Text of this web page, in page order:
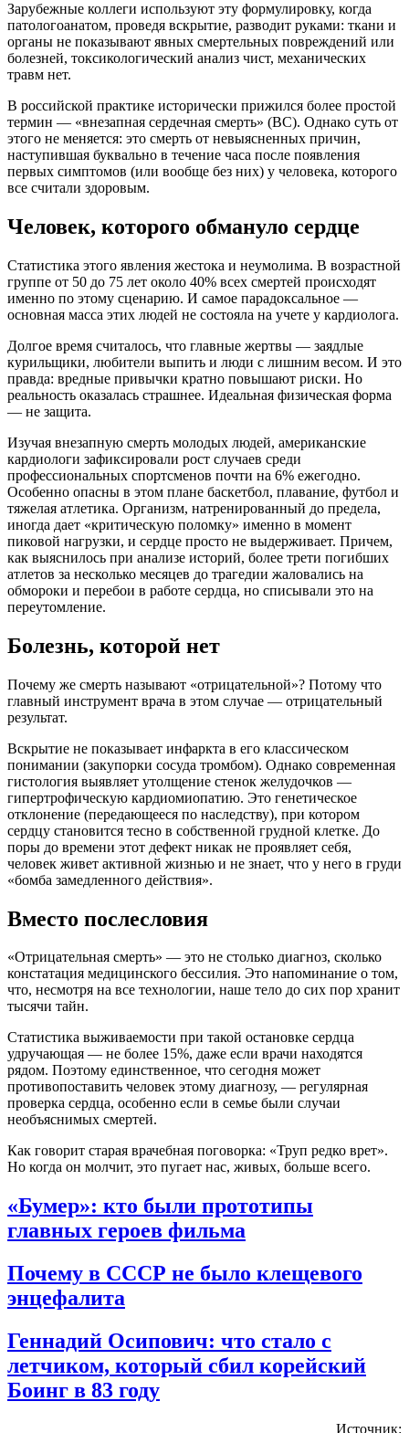
Зарубежные коллеги используют эту формулировку, когда
патологоанатом, проведя вскрытие, разводит руками: ткани и
органы не показывают явных смертельных повреждений или
болезней, токсикологический анализ чист, механических
травм нет.
В российской практике исторически прижился более простой
термин — «внезапная сердечная смерть» (ВС). Однако суть от
этого не меняется: это смерть от невыясненных причин,
наступившая буквально в течение часа после появления
первых симптомов (или вообще без них) у человека, которого
все считали здоровым.
Человек, которого обмануло сердце
Статистика этого явления жестока и неумолима. В возрастной
группе от 50 до 75 лет около 40% всех смертей происходят
именно по этому сценарию. И самое парадоксальное —
основная масса этих людей не состояла на учете у кардиолога.
Долгое время считалось, что главные жертвы — заядлые
курильщики, любители выпить и люди с лишним весом. И это
правда: вредные привычки кратно повышают риски. Но
реальность оказалась страшнее. Идеальная физическая форма
— не защита.
Изучая внезапную смерть молодых людей, американские
кардиологи зафиксировали рост случаев среди
профессиональных спортсменов почти на 6% ежегодно.
Особенно опасны в этом плане баскетбол, плавание, футбол и
тяжелая атлетика. Организм, натренированный до предела,
иногда дает «критическую поломку» именно в момент
пиковой нагрузки, и сердце просто не выдерживает. Причем,
как выяснилось при анализе историй, более трети погибших
атлетов за несколько месяцев до трагедии жаловались на
обмороки и перебои в работе сердца, но списывали это на
переутомление.
Болезнь, которой нет
Почему же смерть называют «отрицательной»? Потому что
главный инструмент врача в этом случае — отрицательный
результат.
Вскрытие не показывает инфаркта в его классическом
понимании (закупорки сосуда тромбом). Однако современная
гистология выявляет утолщение стенок желудочков —
гипертрофическую кардиомиопатию. Это генетическое
отклонение (передающееся по наследству), при котором
сердцу становится тесно в собственной грудной клетке. До
поры до времени этот дефект никак не проявляет себя,
человек живет активной жизнью и не знает, что у него в груди
«бомба замедленного действия».
Вместо послесловия
«Отрицательная смерть» — это не столько диагноз, сколько
констатация медицинского бессилия. Это напоминание о том,
что, несмотря на все технологии, наше тело до сих пор хранит
тысячи тайн.
Статистика выживаемости при такой остановке сердца
удручающая — не более 15%, даже если врачи находятся
рядом. Поэтому единственное, что сегодня может
противопоставить человек этому диагнозу, — регулярная
проверка сердца, особенно если в семье были случаи
необъяснимых смертей.
Как говорит старая врачебная поговорка: «Труп редко врет».
Но когда он молчит, это пугает нас, живых, больше всего.
«Бумер»: кто были прототипы
главных героев фильма
Почему в СССР не было клещевого
энцефалита
Геннадий Осипович: что стало с
летчиком, который сбил корейский
Боинг в 83 году
Источник: